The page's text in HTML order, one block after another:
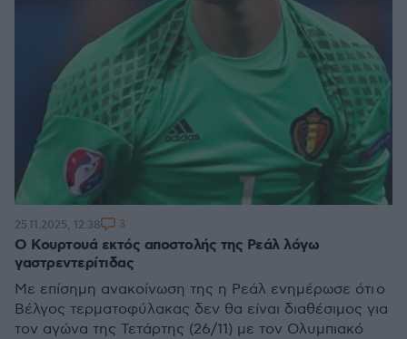
Ο Κουρτουά εκτός αποστολής της Ρεάλ λόγω
γαστρεντερίτιδας
Με επίσημη ανακοίνωση της η Ρεάλ ενημέρωσε ότι ο
Βέλγος τερματοφύλακας δεν θα είναι διαθέσιμος για
τον αγώνα της Τετάρτης (26/11) με τον Ολυμπιακό
25.11.2025, 12:38 3